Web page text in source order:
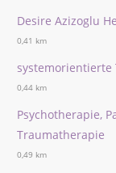
Desire Azizoglu
0,41 km
0,44 km
Psychotherapie,
Traumatherapie
0,49 km